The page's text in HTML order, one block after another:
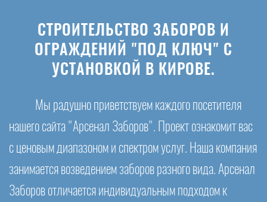
СТРОИТЕЛЬСТВО ЗАБОРОВ И
ОГРАЖДЕНИЙ "ПОД КЛЮЧ" С
УСТАНОВКОЙ В КИРОВЕ.
Мы радушно приветствуем каждого посетителя
нашего сайта "Арсенал Заборов". Проект ознакомит вас
с ценовым диапазоном и спектром услуг. Наша компания
занимается возведением заборов разного вида. Арсенал
Заборов отличается индивидуальным подходом к